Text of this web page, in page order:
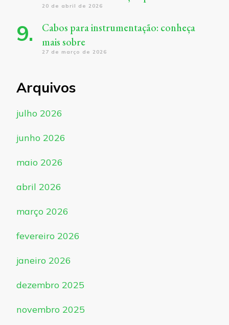
20 de abril de 2026
Cabos para instrumentação: conheça
mais sobre
27 de março de 2026
Arquivos
julho 2026
junho 2026
maio 2026
abril 2026
março 2026
fevereiro 2026
janeiro 2026
dezembro 2025
novembro 2025